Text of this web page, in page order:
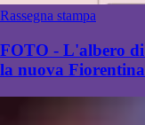
Rassegna stampa
FOTO - L'albero di
la nuova Fiorentina